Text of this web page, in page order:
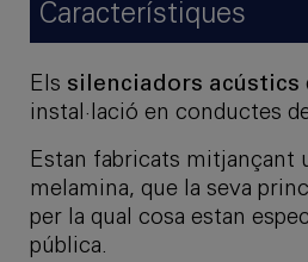
Característiques
Els silenciadors acústics
instal·lació en conductes
Estan fabricats mitjançant
melamina, que la seva
per la qual cosa estan
pública.